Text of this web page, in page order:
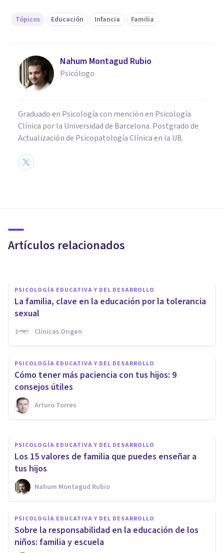
Tópicos Educación Infancia Familia
Nahum Montagud Rubio
Psicólogo
Graduado en Psicología con mención en Psicología
Clínica por la Universidad de Barcelona. Postgrado de
Actualización de Psicopatología Clínica en la UB.
Artículos relacionados
mitos sobre la infancia
PSICOLOGÍA EDUCATIVA Y DEL DESARROLLO
La familia, clave en la educación por la tolerancia
sexual
Clínicas Origen
PSICOLOGÍA EDUCATIVA Y DEL DESARROLLO
Cómo tener más paciencia con tus hijos: 9
consejos útiles
Arturo Torres
PSICOLOGÍA EDUCATIVA Y DEL DESARROLLO
La educación de los niños y
niñas desde la familia: 7 ideas
clave
Miguel Ángel Rizaldos
PSICOLOGÍA EDUCATIVA Y DEL DESARROLLO
Los 15 valores de familia que puedes enseñar a
tus hijos
Nahum Montagud Rubio
PSICOLOGÍA EDUCATIVA Y DEL DESARROLLO
Sobre la responsabilidad en la educación de los
niños: familia y escuela